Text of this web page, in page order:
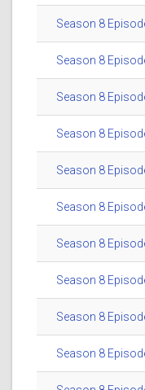
Season 8
Season 8
Season 8
Season 8
Season 8
Season 8
Season 8
Season 8
Season 8
Season 8